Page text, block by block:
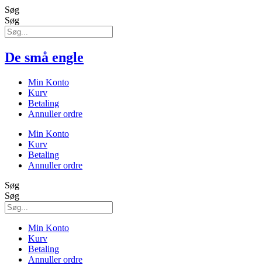
Søg
Søg
De små engle
Min Konto
Kurv
Betaling
Annuller ordre
Min Konto
Kurv
Betaling
Annuller ordre
Søg
Søg
Min Konto
Kurv
Betaling
Annuller ordre